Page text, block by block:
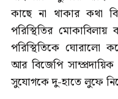
কাছে না থাকার কথা
পরিস্থিতির
পরিস্থিতিকে ঘোরালো
আর বিজেপি
সুযোগকে দু-হাতে লুফে